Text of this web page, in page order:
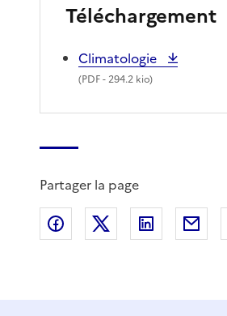
Téléchargement
Climatologie
(PDF- 294.2 kio)
Partager la page
Partager sur Facebook
Partager sur X
Partager